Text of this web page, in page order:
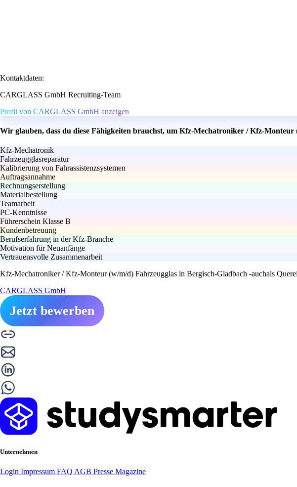
Kontaktdaten:
CARGLASS GmbH Recruiting-Team
Profil von CARGLASS GmbH anzeigen
Wir glauben, dass du diese Fähigkeiten brauchst, um Kfz-Mechatroniker / Kfz-
Kfz-Mechatronik
Fahrzeugglasreparatur
Kalibrierung von Fahrassistenzsystemen
Auftragsannahme
Rechnungserstellung
Materialbestellung
Teamarbeit
PC-Kenntnisse
Führerschein Klasse B
Kundenbetreuung
Berufserfahrung in der Kfz-Branche
Motivation für Neuanfänge
Vertrauensvolle Zusammenarbeit
Kfz-Mechatroniker / Kfz-Monteur (w/m/d) Fahrzeugglas in Bergisch-Gladbach -auchals
CARGLASS GmbH
Jetzt bewerben
Unternehmen
Login Impressum FAQ AGB Presse Magazine